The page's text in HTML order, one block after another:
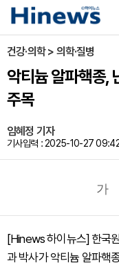
건강·의학 > 의학·질병
악티늄 알파핵종,
주목
임혜정 기자
기사입력 : 2025-10-27
가
[Hinews 하이뉴스] 한국
과 박사가 악티늄 알파핵